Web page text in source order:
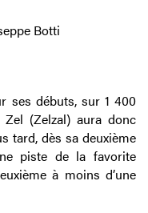
Botti
ses débuts, sur 1 400
(Zelzal) aura donc
tard, dès sa deuxième
piste de la favorite
à moins d’une